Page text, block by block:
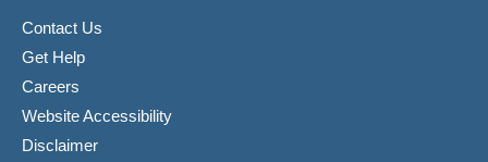
Contact Us
Get Help
Careers
Website Accessibility
Disclaimer